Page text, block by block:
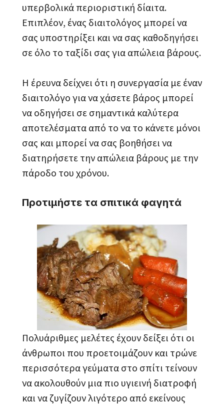
υπερβολικά περιοριστική δίαιτα.
Επιπλέον, ένας διαιτολόγος μπορεί να
σας υποστηρίξει και να σας καθοδηγήσει
σε όλο το ταξίδι σας για απώλεια βάρους.
Η έρευνα δείχνει ότι η συνεργασία με έναν
διαιτολόγο για να χάσετε βάρος μπορεί
να οδηγήσει σε σημαντικά καλύτερα
αποτελέσματα από το να το κάνετε μόνοι
σας και μπορεί να σας βοηθήσει να
διατηρήσετε την απώλεια βάρους με την
πάροδο του χρόνου.
Προτιμήστε τα σπιτικά φαγητά
Πολυάριθμες μελέτες έχουν δείξει ότι οι
άνθρωποι που προετοιμάζουν και τρώνε
περισσότερα γεύματα στο σπίτι τείνουν
να ακολουθούν μια πιο υγιεινή διατροφή
και να ζυγίζουν λιγότερο από εκείνους